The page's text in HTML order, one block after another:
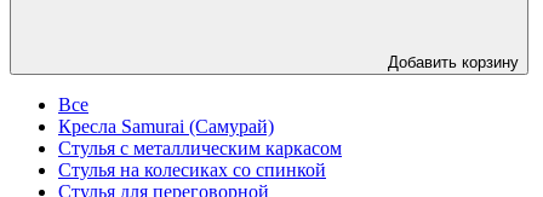
Добавить корзину
Все
Кресла Samurai (Самурай)
Стулья с металлическим каркасом
Стулья на колесиках со спинкой
Стулья для переговорной